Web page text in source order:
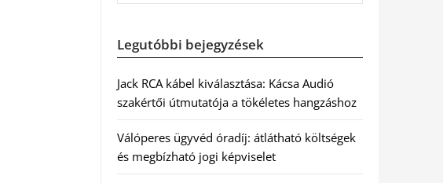
Legutóbbi bejegyzések
Jack RCA kábel kiválasztása: Kácsa Audió
szakértői útmutatója a tökéletes hangzáshoz
Válóperes ügyvéd óradíj: átlátható költségek
és megbízható jogi képviselet